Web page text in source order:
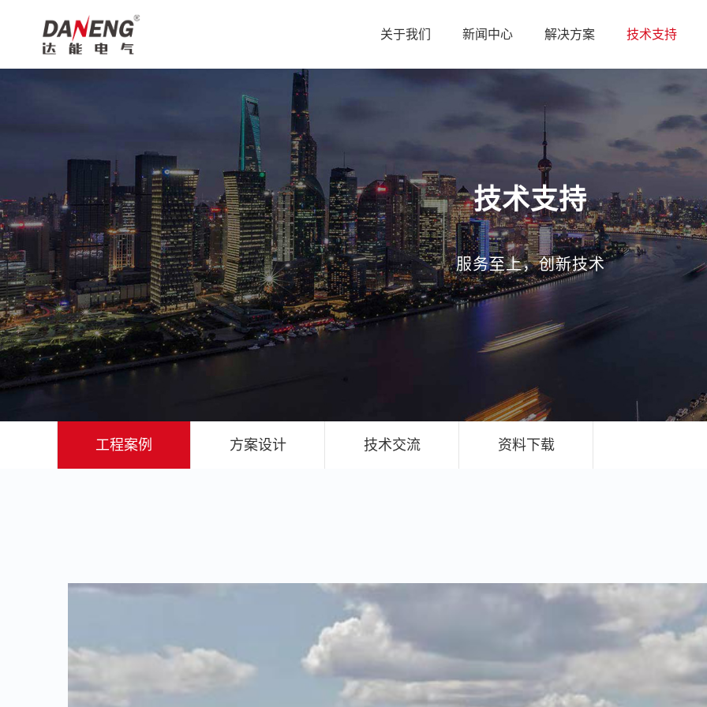
关于我们 新闻中心 解决方案 技术支持
技术支持
服务至上，创新技术
工程案例 方案设计 技术交流 资料下载